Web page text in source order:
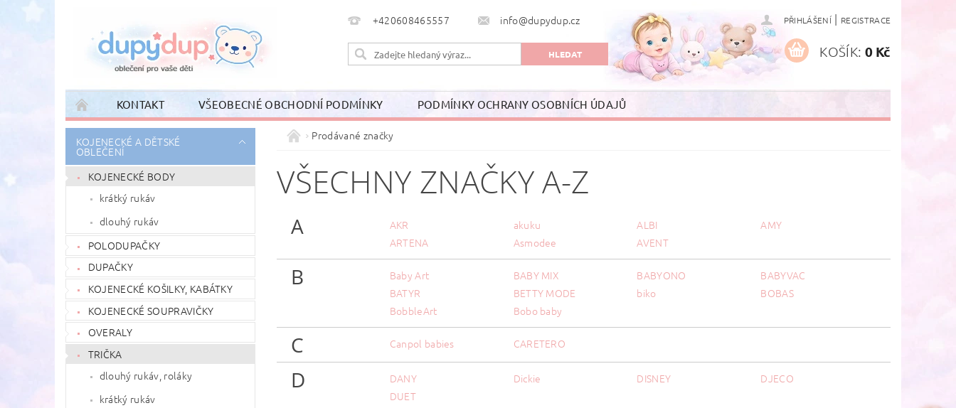
+420608465557 info@dupydup.cz PŘIHLÁŠENÍ | REGISTRACE
KOŠÍK: 0 Kč
KONTAKT VŠEOBECNÉ OBCHODNÍ PODMÍNKY PODMÍNKY OCHRANY OSOBNÍCH ÚDAJŮ
KOJENECKÉ A DĚTSKÉ
OBLEČENÍ
KOJENECKÉ BODY
krátký rukáv
dlouhý rukáv
POLODUPAČKY
DUPAČKY
KOJENECKÉ KOŠILKY, KABÁTKY
KOJENECKÉ SOUPRAVIČKY
OVERALY
TRIČKA
dlouhý rukáv, roláky
krátký rukáv
Prodávané značky
VŠECHNY ZNAČKY A-Z
A AKR akuku ALBI
AMY
ARTENA
Asmodee AVENT
B Baby Art BABY MIX BABYONO
BABYVAC
BATYR
BETTY MODE biko
BOBAS
BobbleArt
Bobo baby
C Canpol babies CARETERO
D DANY Dickie DISNEY
DJECO
DUET